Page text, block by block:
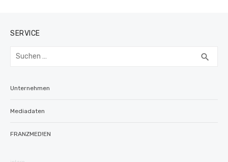
SERVICE
Suchen
search
Unternehmen
Mediadaten
FRANZMED!EN